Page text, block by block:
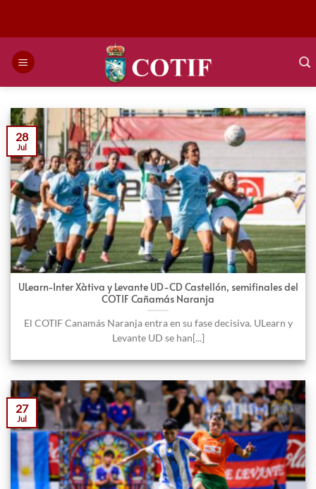
ULearn-Inter Xàtiva y Levante UD-CD Castellón, semifinales del
COTIF Cañamás Naranja
El COTIF Canamás Naranja entra en su fase decisiva. ULearn y
Levante UD se han[...]
28
Jul
27
Jul